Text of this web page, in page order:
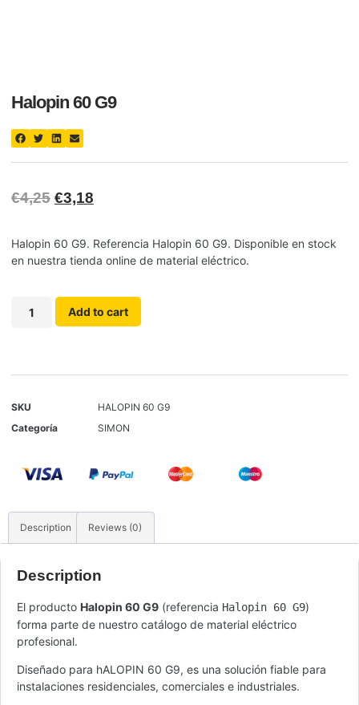
Halopin 60 G9
€4,25 €3,18
Halopin 60 G9. Referencia Halopin 60 G9. Disponible en stock
en nuestra tienda online de material eléctrico.
Add to cart
SKU
HALOPIN 60 G9
Categoría
SIMON
Description Reviews (0)
Description
El producto Halopin 60 G9 (referencia Halopin 60 G9)
forma parte de nuestro catálogo de material eléctrico
profesional.
Diseñado para hALOPIN 60 G9, es una solución fiable para
instalaciones residenciales, comerciales e industriales.